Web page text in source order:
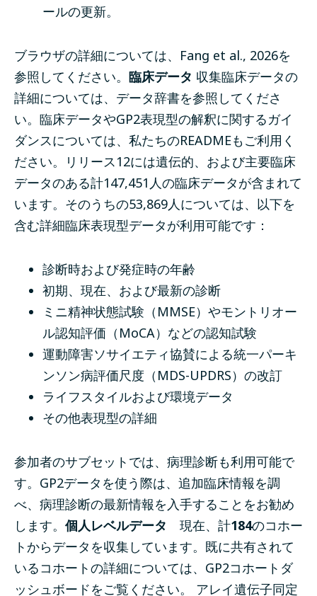
ールの更新。
ブラウザの詳細については、 Fang et al., 2026を
参照してください。 臨床データ 収集臨床データの
詳細については、 データ辞書を参照してくださ
い。臨床データやGP2表現型の解釈に関するガイ
ダンスについては、私たちのREADMEもご利用く
ださい。
リリース12には遺伝的、および主要臨床
データのある計147,451人の臨床データが含まれて
います。そのうちの53,869人については、以下を
含む詳細臨床表現型データが利用可能です：
診断時および発症時の年齢
初期、現在、および最新の診断
ミニ精神状態試験（MMSE）やモントリオー
ル認知評価（MoCA）などの認知試験
運動障害ソサイエティ協賛による統一パーキ
ンソン病評価尺度（MDS-UPDRS）の改訂
ライフスタイルおよび環境データ
その他表現型の詳細
参加者のサブセットでは、病理診断も利用可能で
す。GP2データを使う際は、追加臨床情報を調
べ、病理診断の最新情報を入手することをお勧め
します。 個人レベルデータ 現在、 計184のコホー
トからデータを収集しています。 既に共有されて
いるコホートの詳細については、 GP2コホートダ
ッシュボードをご覧ください。 アレイ遺伝子同定